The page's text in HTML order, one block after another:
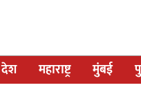
देश महाराष्ट्र मुंबई